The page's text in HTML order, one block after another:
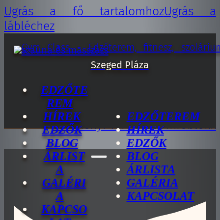
Ugrás a fő tartalomhozUgrás a
lábléchez
EDZŐTE
REM
HÍREK
EDZŐK
BLOG
ÁRLIST
A
GALÉRI
A
KAPCSO
EDZŐTEREM
HÍREK
EDZŐK
BLOG
ÁRLISTA
GALÉRIA
KAPCSOLAT